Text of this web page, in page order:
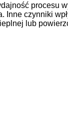
procesu
Inne czynniki
lub